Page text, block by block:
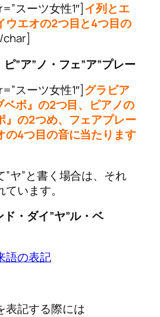
スーツ女性1″]イ列とエ
ウエオの2つ目と4つ目の
ピ”ア”ノ・フェ”ア”プレー
スーツ女性1″]グラビア
ベボ』の2つ目、ピアノの
』の2つめ、フェアプレー
の4つ目の音に当たります
ヤ”と書く場合は、それ
います。
ド・ダイ”ヤ”ル・ベ
語の表記
表記する際には